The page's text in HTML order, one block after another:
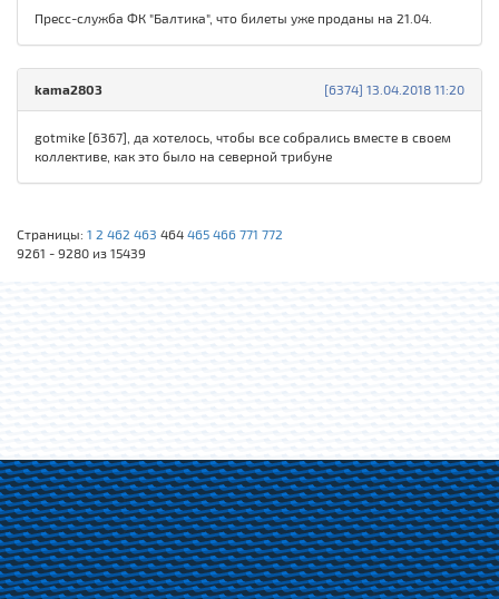
Пресс-служба ФК "Балтика", что билеты уже проданы на 21.04.
[6374] 13.04.2018 11:20
kama2803
gotmike [6367], да хотелось, чтобы все собрались вместе в своем
коллективе, как это было на северной трибуне
Страницы: 1 2 462 463 464 465 466 771 772
9261 - 9280 из 15439